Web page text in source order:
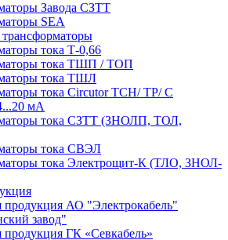
Завода СЗТТ
SEA
тока Т-0,66
тока ТШП / ТОП
тока ТШЛ
тока Circutor TCH/ TP/ С
мА
тока СЗТТ (ЗНОЛП, ТОЛ,
тока СВЭЛ
тока Электрощит-К (ТЛО, ЗНОЛ-
продукция АО "Электрокабель"
завод"
продукция ГК «Севкабель»